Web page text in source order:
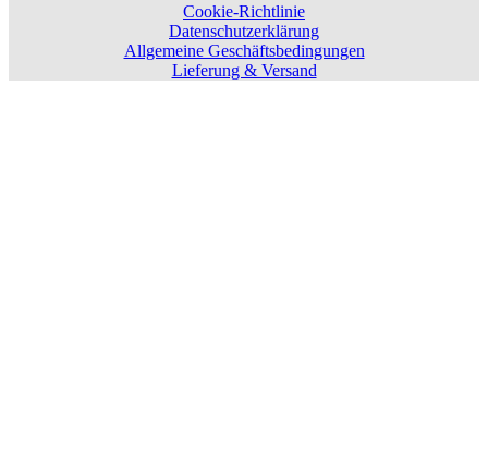
Cookie-Richtlinie
Datenschutzerklärung
Allgemeine Geschäftsbedingungen
Lieferung & Versand